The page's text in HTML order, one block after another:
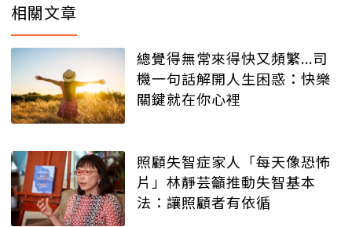
相關文章
總覺得無常來得快又頻繁...司
機一句話解開人生困惑：快樂
關鍵就在你心裡
照顧失智症家人「每天像恐怖
片」林靜芸籲推動失智基本
法：讓照顧者有依循